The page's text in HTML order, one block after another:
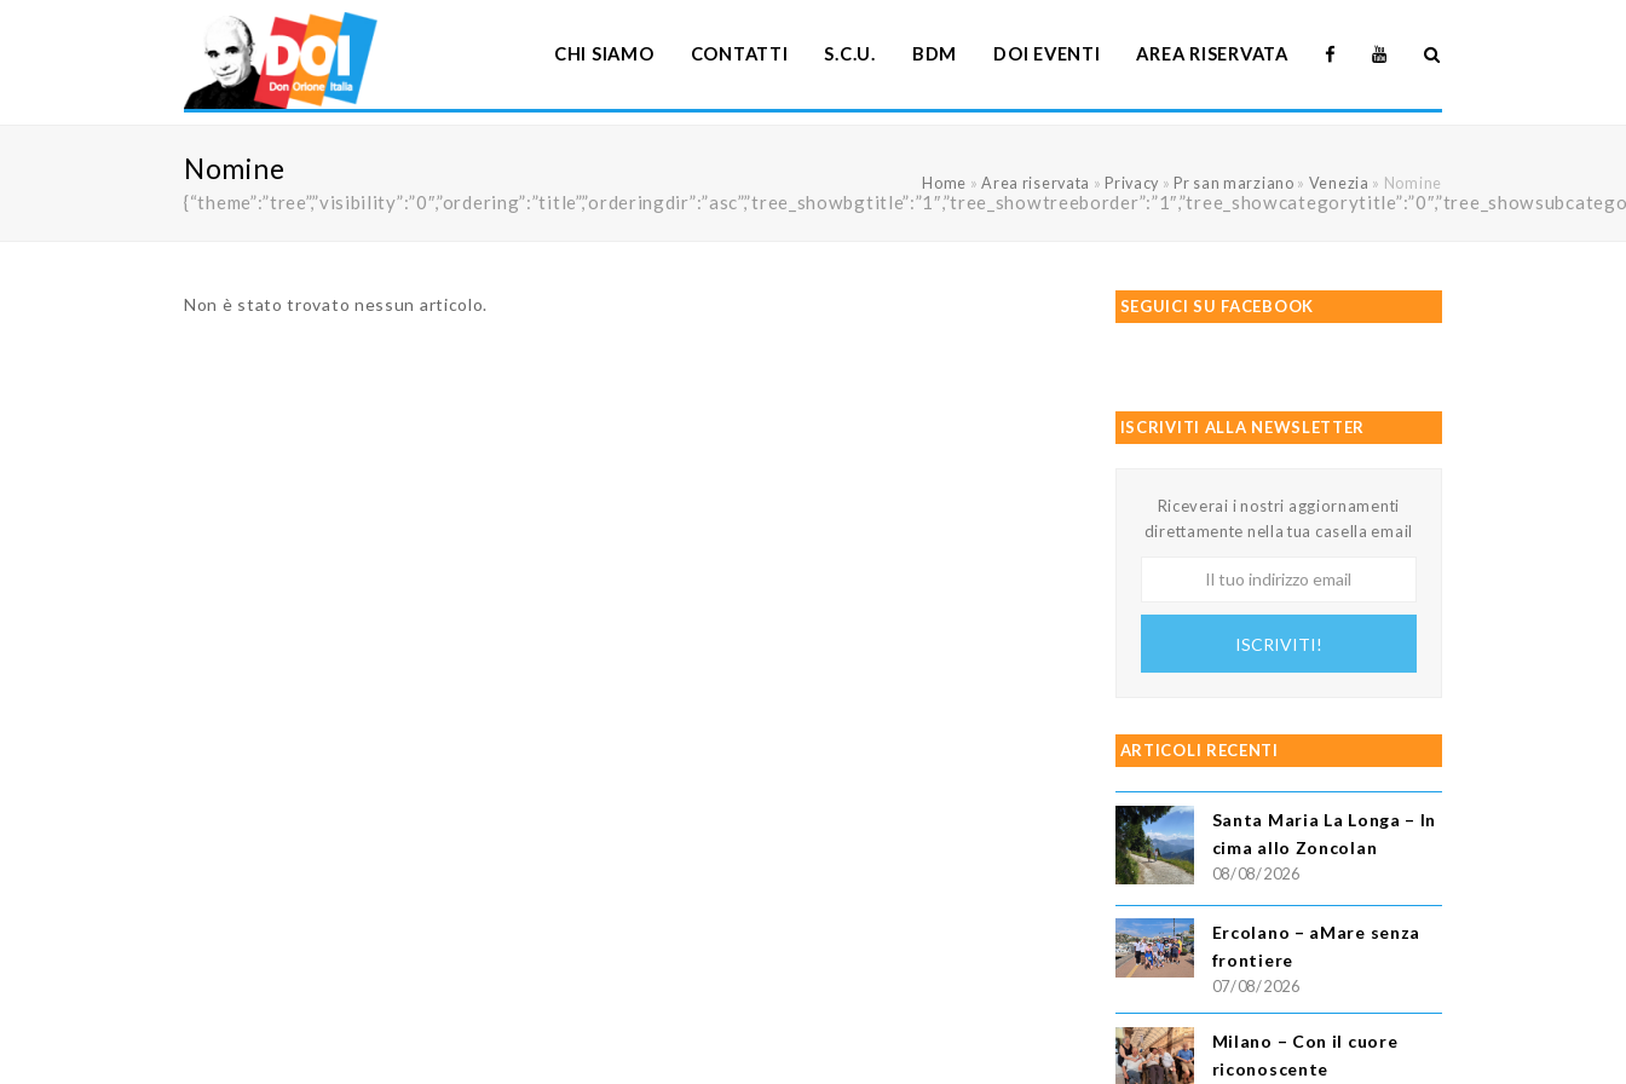
CHI SIAMO CONTATTI S.C.U. BDM DOI EVENTI AREA RISERVATA
Nomine Home »Area riservata » Privacy » Pr san marziano » Venezia » Nomine
Non è stato trovato nessun articolo. SEGUICI SU FACEBOOK
ISCRIVITI ALLA NEWSLETTER
Riceverai i nostri aggiornamenti
direttamente nella tua casella email
ISCRIVITI!
ARTICOLI RECENTI
Santa Maria La Longa – In
cima allo Zoncolan
08/08/2026
Ercolano – aMare senza
frontiere
07/08/2026
Milano – Con il cuore
riconoscente